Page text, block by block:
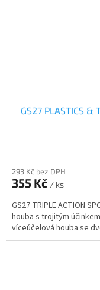
GS27 PLASTICS
293 Kč bez DPH
355 Kč / ks
GS27 TRIPLE ACTION
houba s trojitým
víceúčelová houba se